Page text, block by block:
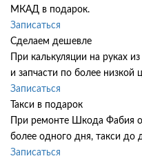
МКАД в подарок.
Записаться
Сделаем дешевле
При калькуляции на руках
и запчасти по более низкой
Записаться
Такси в подарок
При ремонте Шкода Фабия
более одного дня, такси до
Записаться